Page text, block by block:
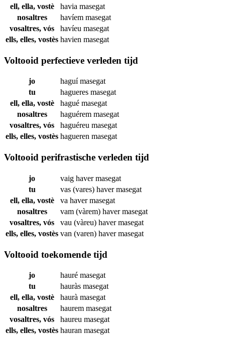
ell, ella, vostè
havia masegat
nosaltres
havíem masegat
vosaltres, vós
havíeu masegat
ells, elles, vostès havien masegat
Voltooid perfectieve verleden tijd
jo haguímasegat
tu
hagueres masegat
ell, ella, vostè
hagué masegat
nosaltres
haguérem masegat
vosaltres, vós
haguéreu masegat
ells, elles, vostès hagueren masegat
Voltooid perifrastische verleden tijd
jo vaig havermasegat
tu
vas (vares) havermasegat
ell, ella, vostè
va havermasegat
nosaltres
vam (vàrem) havermasegat
vosaltres, vós
vau (vàreu) havermasegat
ells, elles, vostès van (varen) havermasegat
Voltooid toekomende tijd
jo hauré masegat
tu
hauràs masegat
ell, ella, vostè
haurà masegat
nosaltres
haurem masegat
vosaltres, vós
haureu masegat
ells, elles, vostès hauran masegat